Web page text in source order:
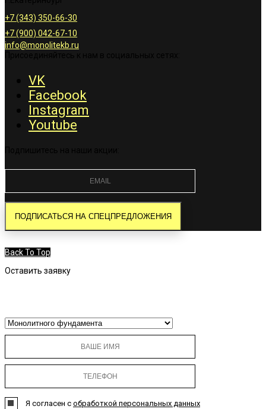
+7 (343) 350-66-30
+7 (900) 042-67-10
info@monolitekb.ru
VK
Facebook
Instagram
Youtube
Back To Top
Оставить заявку
Я согласен с обработкой персональных данных